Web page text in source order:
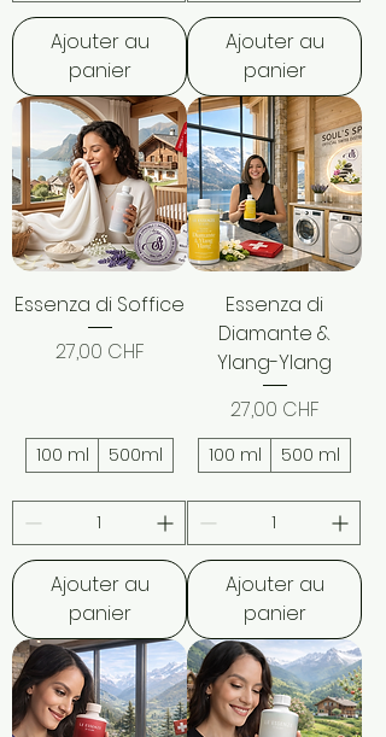
Ajouter au
panier
Ajouter au
panier
Essenza di Soffice
Prix
27,00 CHF
100 ml 500ml
Ajouter au
panier
Essenza di
Diamante &
Ylang-Ylang
Prix
27,00 CHF
100 ml 500 ml
Ajouter au
panier